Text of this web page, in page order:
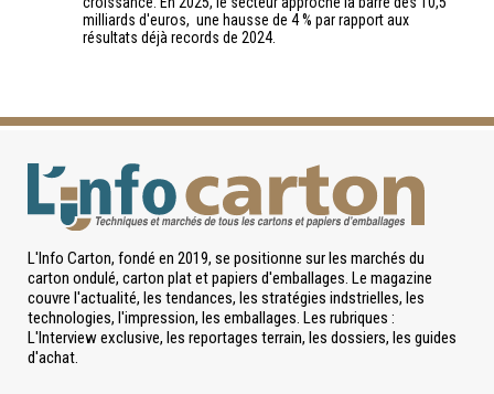
milliards d'euros, une hausse de 4 % par rapport aux
résultats déjà records de 2024.
L'Info Carton, fondé en 2019, se positionne sur les marchés du
carton ondulé, carton plat et papiers d'emballages. Le magazine
couvre l'actualité, les tendances, les stratégies indstrielles, les
technologies, l'impression, les emballages. Les rubriques :
L'Interview exclusive, les reportages terrain, les dossiers, les guides
d'achat.